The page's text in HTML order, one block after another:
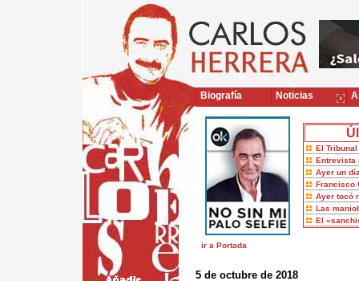
El
Entrevista
Ayer un
Francisco
Ayer tocó
Las
El
ir a Portada
5 de octubre de 2018
Biografía Noticias